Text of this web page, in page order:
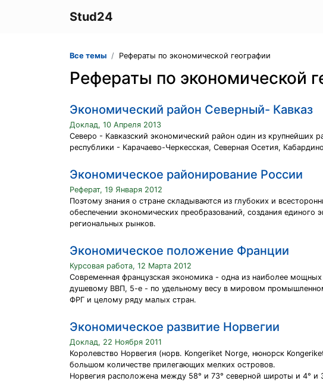
Stud24
Все темы Рефераты по экономической географии
Рефераты по экономической
Экономический район Северный- Кавказ
Доклад, 10 Апреля 2013
Северо - Кавказский экономический район один из крупнейших
республики - Карачаево-Черкесская, Северная Осетия,
Экономическое районирование России
Реферат, 19 Января 2012
Поэтому знания о стране складываются из глубоких и
обеспечении экономических преобразований, создания
региональных рынков.
Экономическое положение Франции
Курсовая работа, 12 Марта 2012
Современная французская экономика - одна из наиболее
душевому ВВП, 5-е - по удельному весу в мировом
ФРГ и целому ряду малых стран.
Экономическое развитие Норвегии
Доклад, 22 Ноября 2011
Королевство Норвегия (норв. Kongeriket Norge, нюнорск
большом количестве прилегающих мелких островов.
Норвегия расположена между 58° и 73° северной широты и 4°